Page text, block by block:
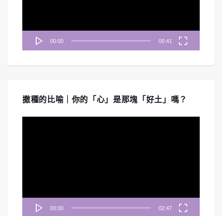
00:00 00:41
撒種的比喻｜你的「心」是那塊「好土」嗎？
00:00 02:47